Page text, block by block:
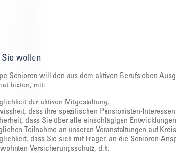
wollen
Senioren will den aus dem aktiven Berufsleben
bieten, mit:
der aktiven Mitgestaltung,
dass ihre spezifischen Pensionisten-
dass Sie über alle einschlägigen
Teilnahme an unseren Veranstaltungen auf
dass Sie sich mit Fragen an die Senioren-
Versicherungsschutz, d.h.